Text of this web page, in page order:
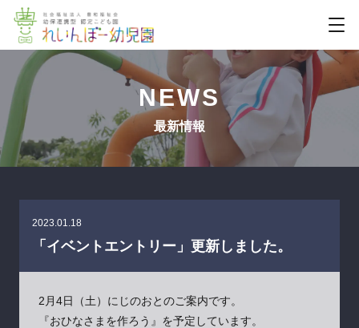
NEWS
最新情報
「イベントエントリー」更新しました。
2023.01.18
2月4日（土）にじのおとのご案内です。
『おひなさまを作ろう』を予定しています。